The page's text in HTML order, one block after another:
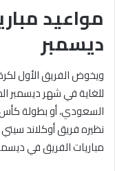
مواعيد
ديسمبر
للغاية في شهر ديسمبر
السعودي، أو بطولة كأس
نظيره فريق أوكلاند
مباريات الفريق في